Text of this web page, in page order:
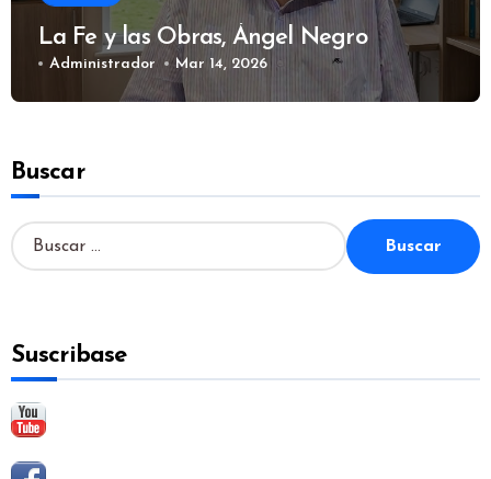
La Fe y las Obras, Ángel Negro
Administrador Mar 14, 2026
Buscar
B
u
r
:
Suscribase